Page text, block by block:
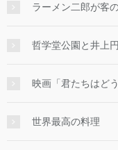
ラーメン二郎が客
哲学堂公園と井上
映画「君たちはど
世界最高の料理